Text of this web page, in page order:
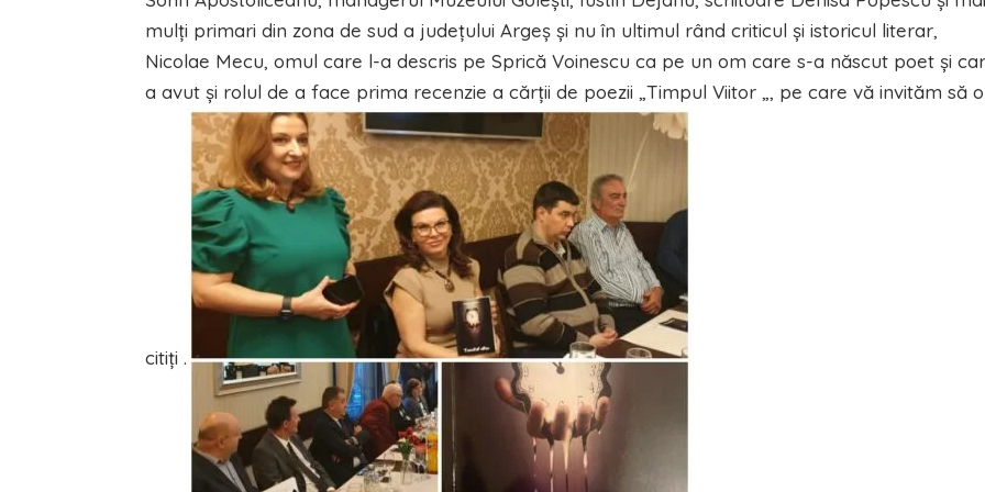
mulţi primari din zona de sud a judeţului Argeş şi nu în ultimul rând criticul şi istoricul literar,
Nicolae Mecu, omul care l-a descris pe Sprică Voinescu ca pe un om care s-a născut poet şi
a avut şi rolul de a face prima recenzie a cărţii de poezii „Timpul Viitor „, pe care vă invităm să o
citiţi .